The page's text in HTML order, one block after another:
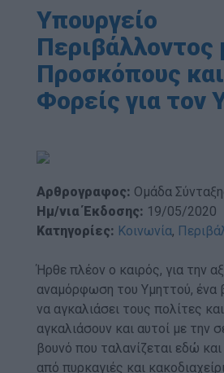
Media Center
Δελτία Τύπου
Φωτογραφικό Υλικό
Λογότυπα
Υπουργείο
Περιβάλλοντος
Προσκόπους
Φορείς για τον
Αρθρογραφος: Ομάδα
Ημ/νια Έκδοσης: 19/05/2020
Κατηγορίες: Κοινωνία,
Ήρθε πλέον ο καιρός, για την
αναμόρφωση του Υμηττού, ένα
να αγκαλιάσει τους πολίτες
αγκαλιάσουν και αυτοί με την
βουνό που ταλανίζεται εδώ
από πυρκαγιές και